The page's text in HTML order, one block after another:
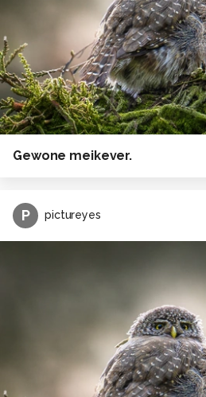
Gewone meikever.
P pictureyes